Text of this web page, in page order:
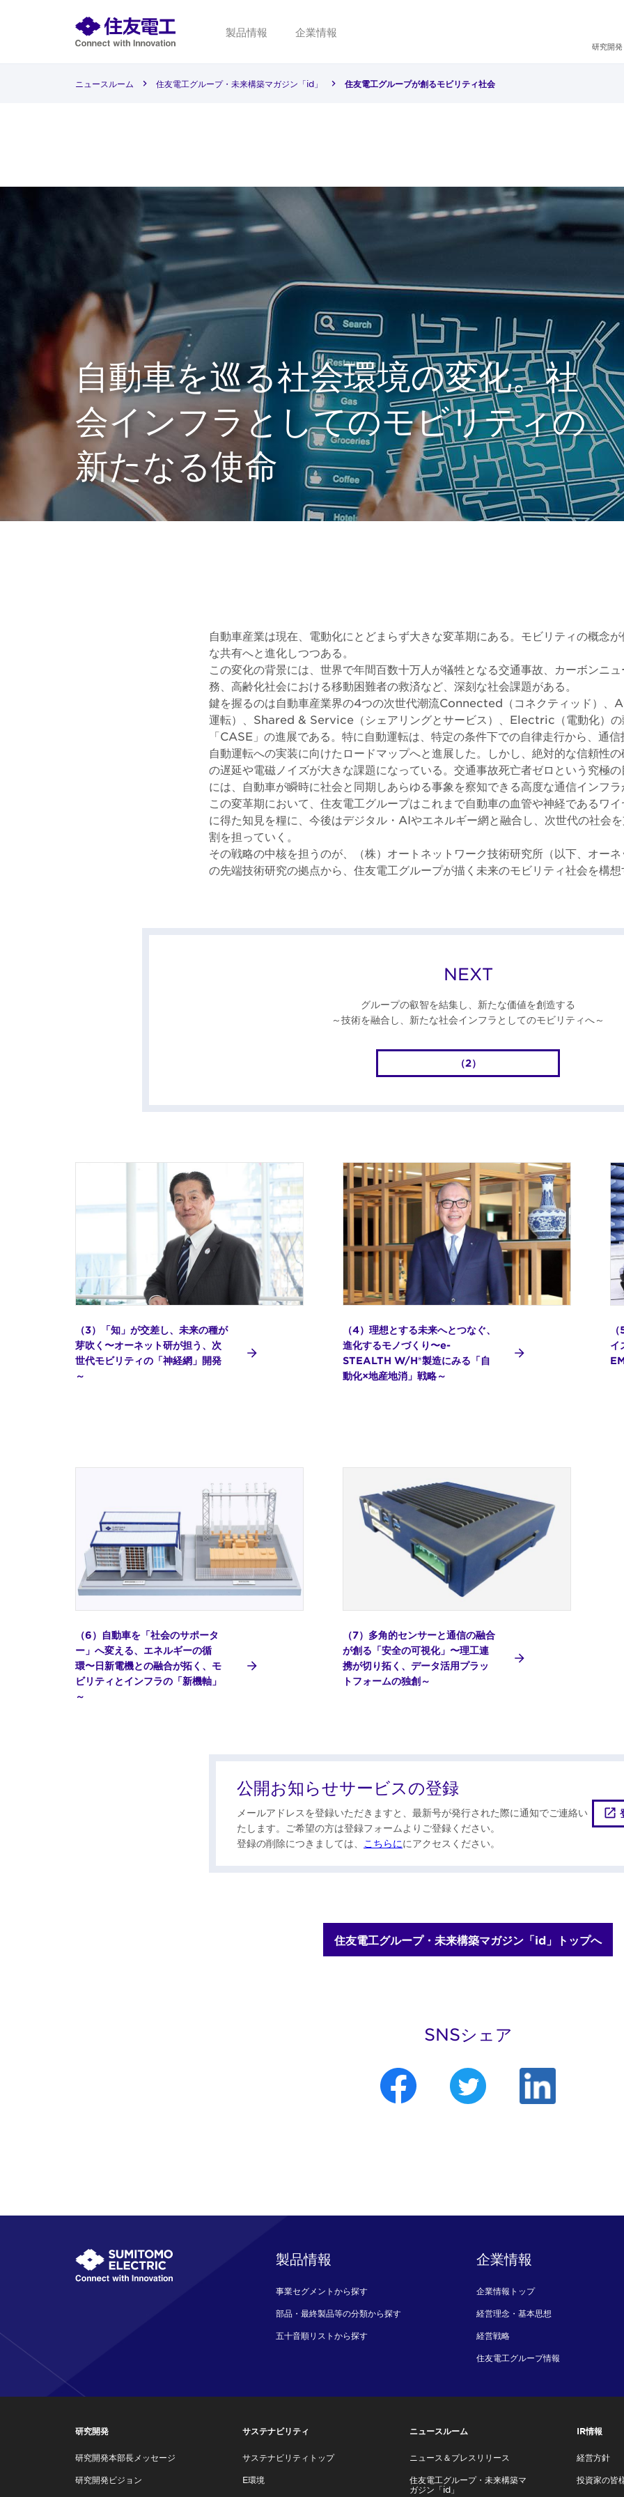
製品情報 企業情報
研究開発
ニュースルーム 住友電工グループ・未来構築マガジン「id」 住友電工グループが創るモビリティ社会
自動車を巡る社会環境の変化。社
会インフラとしてのモビリティの
新たなる使命
自動車産業は現在、電動化にとどまらず大きな変革期にある。モビリティの概念
な共有へと進化しつつある。
この変化の背景には、世界で年間百数十万人が犠牲となる交通事故、カーボンニ
務、高齢化社会における移動困難者の救済など、深刻な社会課題がある。
鍵を握るのは自動車産業界の4つの次世代潮流Connected（コネクティッド）
運転）、Shared & Service（シェアリングとサービス）、Electric（電動化）の
「CASE」の進展である。特に自動運転は、特定の条件下での自律走行から、通
自動運転への実装に向けたロードマップへと進展した。しかし、絶対的な信頼性
の遅延や電磁ノイズが大きな課題になっている。交通事故死亡者ゼロという究極
には、自動車が瞬時に社会と同期しあらゆる事象を察知できる高度な通信インフラ
この変革期において、住友電工グループはこれまで自動車の血管や神経であるワ
に得た知見を糧に、今後はデジタル・AIやエネルギー網と融合し、次世代の社会
割を担っていく。
その戦略の中核を担うのが、（株）オートネットワーク技術研究所（以下、オーネ
の先端技術研究の拠点から、住友電工グループが描く未来のモビリティ社会を構想
NEXT
グループの叡智を結集し、新たな価値を創造する
～技術を融合し、新たな社会インフラとしてのモビリティへ～
（2）
（3）「知」が交差し、未来の種が
芽吹く〜オーネット研が担う、次
世代モビリティの「神経網」開発
～
（4）理想とする未来へとつなぐ、
進化するモノづくり〜e-
STEALTH W/H®製造にみる「自
動化×地産地消」戦略～
イ
（6）自動車を「社会のサポータ
ー」へ変える、エネルギーの循
環〜日新電機との融合が拓く、モ
ビリティとインフラの「新機軸」
～
（7）多角的センサーと通信の融合
が創る「安全の可視化」〜理工連
携が切り拓く、データ活用プラッ
トフォームの独創～
公開お知らせサービスの登録
メールアドレスを登録いただきますと、最新号が発行された際に通知でご連絡い
たします。ご希望の方は登録フォームよりご登録ください。
登録の削除につきましては、
こちらににアクセスください。
住友電工グループ・未来構築マガジン「id」トップへ
SNSシェア
製品情報
事業セグメントから探す
部品・最終製品等の分類から探す
五十音順リストから探す
企業情報
企業情報トップ
経営理念・基本思想
経営戦略
住友電工グループ情報
研究開発
研究開発本部長メッセージ
研究開発ビジョン
サステナビリティ
サステナビリティトップ
E環境
ニュースルーム
ニュース＆プレスリリース
住友電工グループ・未来構築マ
ガジン「id」
IR情報
経営方針
投資家の皆